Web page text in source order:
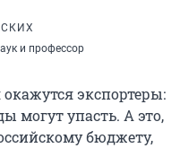
и профессор
экспортеры:
могут упасть. А это,
бюджету,